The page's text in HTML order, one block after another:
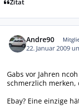
Zitat
Andre90
22. Januar 2009
Gabs vor Jahren
schmerzlich merken,
Ebay? Eine einzige